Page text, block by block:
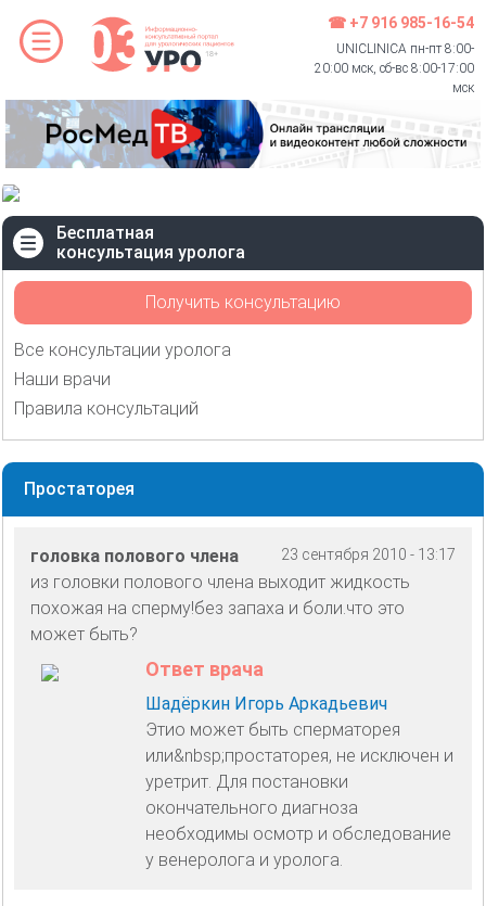
☎ +7 916 985-16-54
UNICLINICA пн-пт 8:00-
20:00 мск, сб-вс 8:00-17:00
мск
Бесплатная
консультация уролога
Получить консультацию
Все консультации уролога
Наши врачи
Правила консультаций
Простаторея
23 сентября 2010 - 13:17
головка полового члена
из головки полового члена выходит жидкость
похожая на сперму!без запаха и боли.что это
может быть?
Ответ врача
Шадёркин Игорь Аркадьевич
Этио может быть сперматорея
или&nbsp;простаторея, не исключен и
уретрит. Для постановки
окончательного диагноза
необходимы осмотр и обследование
у венеролога и уролога.